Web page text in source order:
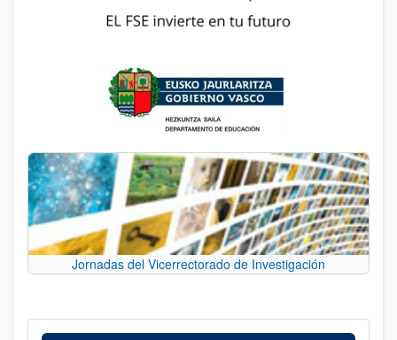
Jornadas del Vicerrectorado de Investigación